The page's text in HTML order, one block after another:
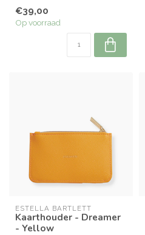
Compact,...
€39,00
Op voorraad
ESTELLA BARTLETT
Kaarthouder - Dreamer
- Yellow